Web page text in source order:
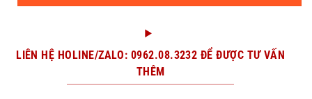
LIÊN HỆ HOLINE/ZALO: 0962.08.3232 ĐỂ ĐƯỢC TƯ VẤN
THÊM